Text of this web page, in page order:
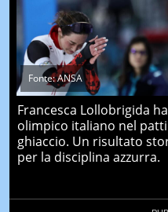
Fonte: ANSA
Francesca Lollobrigida
olimpico italiano nel
ghiaccio. Un risultato
per la disciplina azzurra.